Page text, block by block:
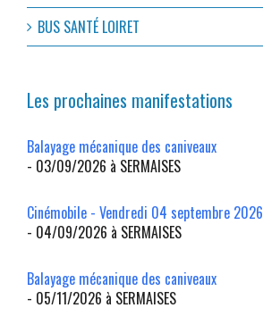
BUS SANTÉ LOIRET
Les prochaines manifestations
Balayage mécanique des caniveaux
- 03/09/2026 à SERMAISES
Cinémobile - Vendredi 04 septembre 2026
- 04/09/2026 à SERMAISES
Balayage mécanique des caniveaux
- 05/11/2026 à SERMAISES